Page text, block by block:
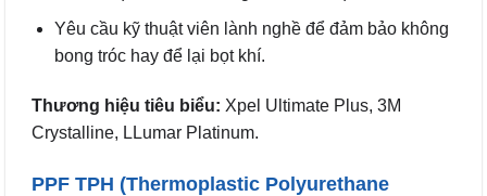
Yêu cầu kỹ thuật viên lành nghề để đảm bảo không
bong tróc hay để lại bọt khí.
Thương hiệu tiêu biểu: Xpel Ultimate Plus, 3M
Crystalline, LLumar Platinum.
PPF TPH (Thermoplastic Polyurethane